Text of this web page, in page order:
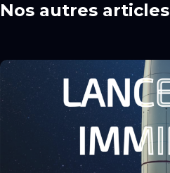
Nos autres articles